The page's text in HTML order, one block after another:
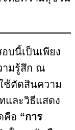
บนี้เป็นเพียง
ามรู้สึก ณ
ช้ตัดสินความ
และวิธีแสดง
คือ “การ